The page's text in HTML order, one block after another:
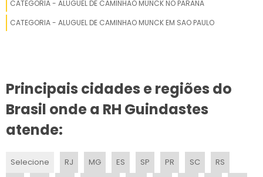
LANÇA GUINDASTE PARA EMPILHADEIRA
GUINDASTE 70 TONELADAS
ALUGUEL GUINDASTE
GUINDASTE TELESCÓPICO
CATEGORIA - ALUGUEL DE CAMINHAO MUNCK NO PARANA
CATEGORIA - ALUGUEL DE CAMINHAO MUNCK EM SAO PAULO
Principais cidades e regiões do
Brasil onde a RH Guindastes
atende:
Selecione RJ MG ES SP PR SC
RS